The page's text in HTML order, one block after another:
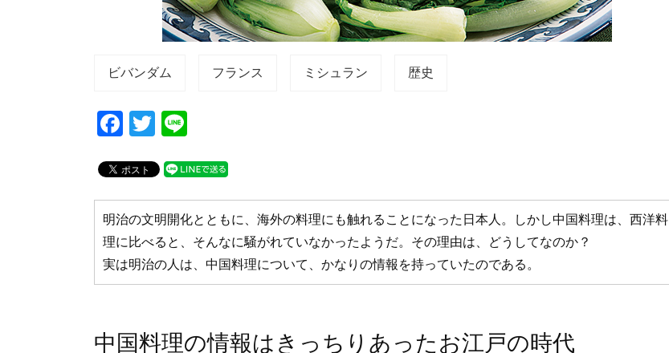
ビバンダム フランス ミシュラン 歴史
F
c
e
b
o
o
T
tt
er
e
明治の文明開化とともに、海外の料理にも触れることになった日本人。しかし中国料理は、西洋料
理に比べると、そんなに騒がれていなかったようだ。その理由は、どうしてなのか？
実は明治の人は、中国料理について、かなりの情報を持っていたのである。
中国料理の情報はきっちりあったお江戸の時代